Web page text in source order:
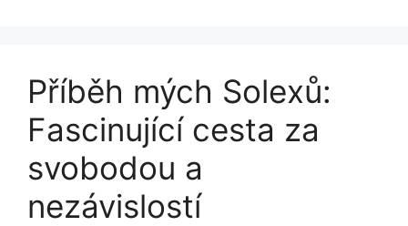
Příběh mých Solexů:
Fascinující cesta za
svobodou a
nezávislostí